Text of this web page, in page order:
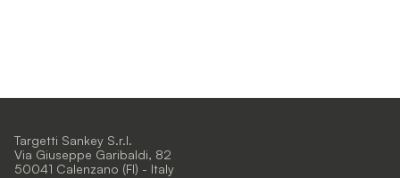
Targetti Sankey S.r.l.
Via Giuseppe Garibaldi, 82
50041 Calenzano (FI) - Italy